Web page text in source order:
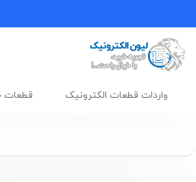
واردات قطعات الکترونیک قطعات